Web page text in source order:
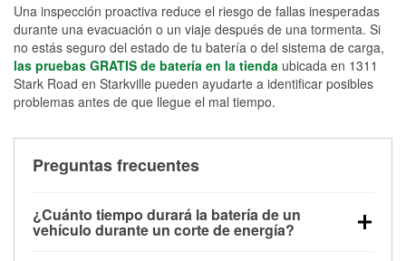
Una inspección proactiva reduce el riesgo de fallas inesperadas
durante una evacuación o un viaje después de una tormenta. Si
no estás seguro del estado de tu batería o del sistema de carga,
las pruebas GRATIS de batería en la tienda ubicada en 1311
Stark Road en Starkville pueden ayudarte a identificar posibles
problemas antes de que llegue el mal tiempo.
Preguntas frecuentes
¿Cuánto tiempo durará la batería de un
vehículo durante un corte de energía?